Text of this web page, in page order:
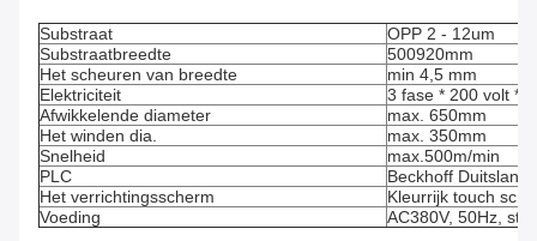
Substraat
OPP 2 - 12um
Substraatbreedte
500920mm
Het scheuren van breedte
min 4,5 mm
Elektriciteit
3 fase * 200 volt
Afwikkelende diameter
max. 650mm
Het winden dia.
max. 350mm
Snelheid
max.500m/min
PLC
Beckhoff Duitsland
Het verrichtingsscherm
Kleurrijk touch
Voeding
AC380V, 50Hz,